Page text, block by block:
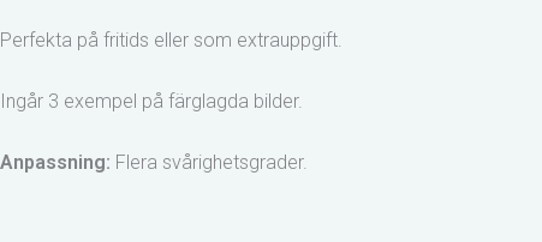
Perfekta på fritids eller som extrauppgift.
Ingår 3 exempel på färglagda bilder.
Anpassning: Flera svårighetsgrader.